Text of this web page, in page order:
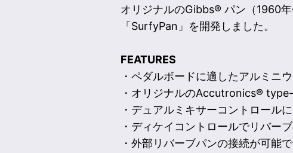
オリジナルのGibbs® パン（1960
「SurfyPan」を開発しました。
FEATURES
・ペダルボードに適したアルミニ
・オリジナルのAccutronics®
・デュアルミキサーコントロール
・ディケイコントロールでリバー
・外部リバーブパンの接続が可能